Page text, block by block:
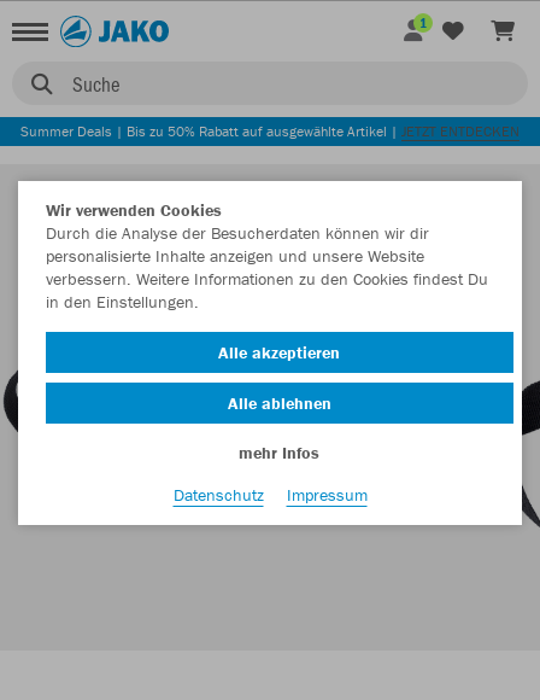
Suche
1
Summer Deals | Bis zu 50% Rabatt auf ausgewählte Artikel | JETZT ENTDECKEN
Wir verwenden Cookies
Durch die Analyse der Besucherdaten können wir dir
personalisierte Inhalte anzeigen und unsere Website
verbessern. Weitere Informationen zu den Cookies findest Du
in den Einstellungen.
Alle akzeptieren
Alle ablehnen
mehr Infos
Datenschutz
Impressum